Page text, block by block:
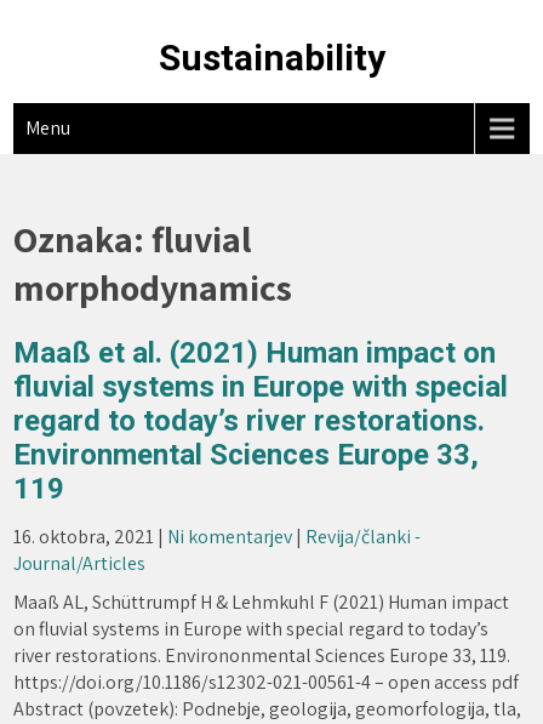
Sustainability
Menu
Oznaka:fluvial
morphodynamics
Maaß et al. (2021) Human impact on
fluvial systems in Europe with special
regard to today’s river restorations.
Environmental Sciences Europe 33,
119
16. oktobra, 2021| Ni komentarjev| Revija/članki -
Journal/Articles
Maaß AL, Schüttrumpf H & Lehmkuhl F (2021) Human impact
on fluvial systems in Europe with special regard to today’s
river restorations. Environonmental Sciences Europe 33, 119.
https://doi.org/10.1186/s12302-021-00561-4 – open access pdf
Abstract (povzetek): Podnebje, geologija, geomorfologija, tla,